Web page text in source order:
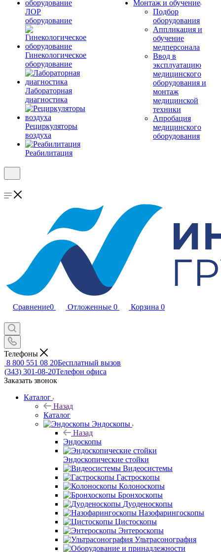
ЛОР
оборудование
Гинекологическое
оборудование
Лабораторная
диагностика
Рециркуляторы
воздуха
Реабилитация
Монтаж и обучение
Подбор
оборудования
Аппликация и
обучение
медперсонала
Ввод в
эксплуатацию
медицинского
оборудования и
монтаж
медицинской
техники
Апробация
медицинского
оборудования
Сравнение0 Отложенные 0 Корзина 0
Телефоны
8 800 551 08 20Бесплатный вызов
(343) 301-08-20Телефон офиса
Заказать звонок
Каталог
Назад
Каталог
Эндоскопы
Назад
Эндоскопы
Эндоскопические стойки
Видеосистемы
Гастроскопы
Колоноскопы
Бронхоскопы
Дуоденоскопы
Назофарингоскопы
Цистоскопы
Энтероскопы
Ультрасонография